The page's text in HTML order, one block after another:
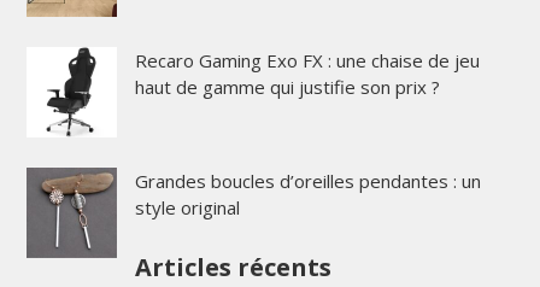
Recaro Gaming Exo FX : une chaise de jeu
haut de gamme qui justifie son prix ?
Grandes boucles d’oreilles pendantes : un
style original
Articles récents